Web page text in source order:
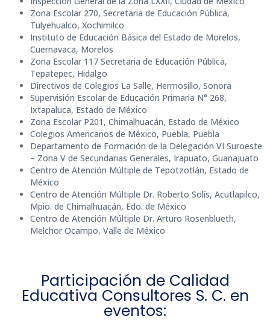
Zona Escolar 270, Secretaria de Educación Pública,
Tulyehualco, Xochimilco
Instituto de Educación Básica del Estado de Morelos,
Cuernavaca, Morelos
Zona Escolar 117 Secretaria de Educación Pública,
Tepatepec, Hidalgo
Directivos de Colegios La Salle, Hermosillo, Sonora
Supervisión Escolar de Educación Primaria N° 268,
Ixtapaluca, Estado de México
Zona Escolar P201, Chimalhuacán, Estado de México
Colegios Americanos de México, Puebla, Puebla
Departamento de Formación de la Delegación VI Suroeste
– Zona V de Secundarias Generales, Irapuato, Guanajuato
Centro de Atención Múltiple de Tepotzotlán, Estado de
México
Centro de Atención Múltiple Dr. Roberto Solís, Acutlapilco,
Mpio. de Chimalhuacán, Edo. de México
Centro de Atención Múltiple Dr. Arturo Rosenblueth,
Melchor Ocampo, Valle de México
Participación de Calidad
Educativa Consultores S. C. en
eventos: